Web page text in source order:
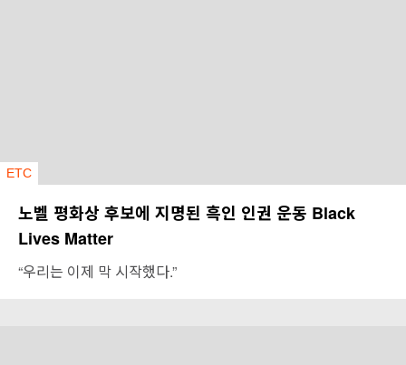
ETC
노벨 평화상 후보에 지명된 흑인 인권 운동 Black
Lives Matter
“우리는 이제 막 시작했다.”